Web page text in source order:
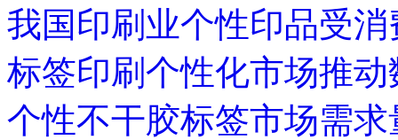
我国印刷业个性印品受
标签印刷个性化市场推
个性不干胶标签市场需